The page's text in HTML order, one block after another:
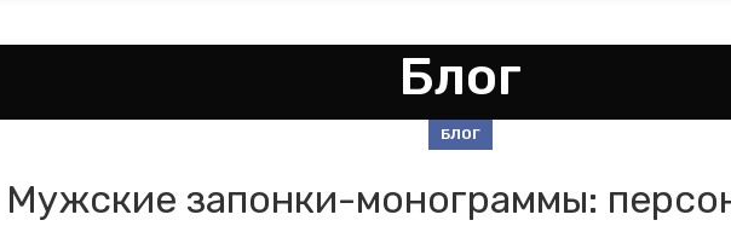
Блог
БЛОГ
Мужские запонки-монограммы: